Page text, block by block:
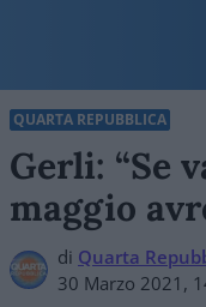
QUARTA REPUBBLICA
Gerli: “Se
maggio
di Quarta
30 Marzo 2021,